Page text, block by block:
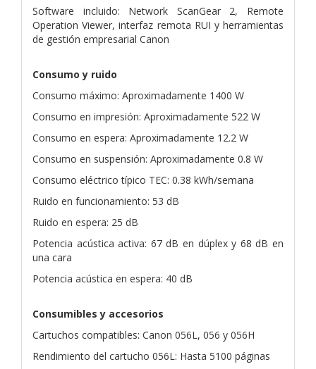
Software incluido: Network ScanGear 2, Remote
Operation Viewer, interfaz remota RUI y herramientas
de gestión empresarial Canon
Consumo y ruido
Consumo máximo: Aproximadamente 1400 W
Consumo en impresión: Aproximadamente 522 W
Consumo en espera: Aproximadamente 12.2 W
Consumo en suspensión: Aproximadamente 0.8 W
Consumo eléctrico típico TEC: 0.38 kWh/semana
Ruido en funcionamiento: 53 dB
Ruido en espera: 25 dB
Potencia acústica activa: 67 dB en dúplex y 68 dB en
una cara
Potencia acústica en espera: 40 dB
Consumibles y accesorios
Cartuchos compatibles: Canon 056L, 056 y 056H
Rendimiento del cartucho 056L: Hasta 5100 páginas